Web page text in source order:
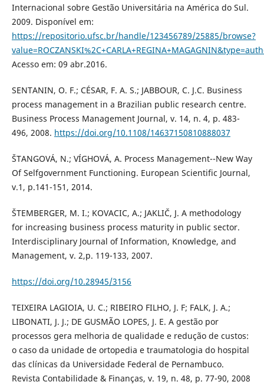
Internacional sobre Gestão Universitária na América do Sul.
2009. Disponível em:
https://repositorio.ufsc.br/handle/123456789/25885/browse?
Acesso em: 09 abr.2016.
SENTANIN, O. F.; CÉSAR, F. A. S.; JABBOUR, C. J.C. Business
process management in a Brazilian public research centre.
Business Process Management Journal, v. 14, n. 4, p. 483-
496, 2008. https://doi.org/10.1108/14637150810888037
ŠTANGOVÁ, N.; VÍGHOVÁ, A. Process Management--New Way
Of Selfgovernment Functioning. European Scientific Journal,
v.1, p.141-151, 2014.
ŠTEMBERGER, M. I.; KOVACIC, A.; JAKLIČ, J. A methodology
for increasing business process maturity in public sector.
Interdisciplinary Journal of Information, Knowledge, and
Management, v. 2,p. 119-133, 2007.
https://doi.org/10.28945/3156
TEIXEIRA LAGIOIA, U. C.; RIBEIRO FILHO, J. F; FALK, J. A.;
LIBONATI, J. J.; DE GUSMÃO LOPES, J. E. A gestão por
processos gera melhoria de qualidade e redução de custos:
o caso da unidade de ortopedia e traumatologia do hospital
das clínicas da Universidade Federal de Pernambuco.
Revista Contabilidade & Finanças, v. 19, n. 48, p. 77-90, 2008